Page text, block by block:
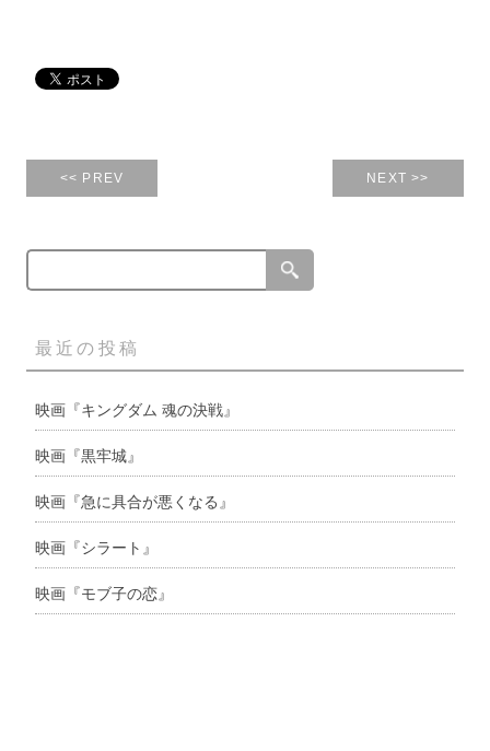
<< PREV NEXT >>
最近の投稿
映画『キングダム 魂の決戦』
映画『黒牢城』
映画『急に具合が悪くなる』
映画『シラート』
映画『モブ子の恋』